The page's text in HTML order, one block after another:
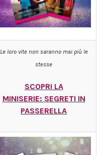
Le loro vite non saranno mai più le
stesse
SCOPRI LA
MINISERIE: SEGRETI IN
PASSERELLA